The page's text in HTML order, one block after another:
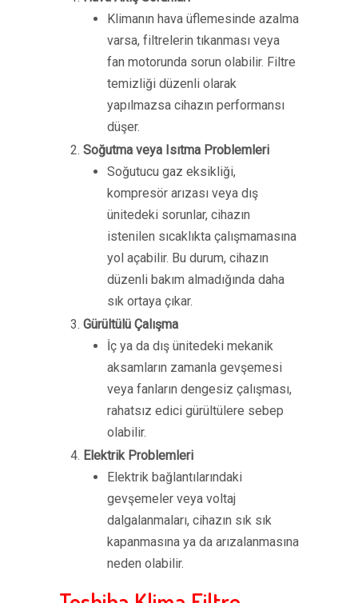
Klimanın hava üflemesinde azalma
varsa, filtrelerin tıkanması veya
fan motorunda sorun olabilir. Filtre
temizliği düzenli olarak
yapılmazsa cihazın performansı
düşer.
Soğutma veya Isıtma Problemleri
Soğutucu gaz eksikliği,
kompresör arızası veya dış
ünitedeki sorunlar, cihazın
istenilen sıcaklıkta çalışmamasına
yol açabilir. Bu durum, cihazın
düzenli bakım almadığında daha
sık ortaya çıkar.
Gürültülü Çalışma
İç ya da dış ünitedeki mekanik
aksamların zamanla gevşemesi
veya fanların dengesiz çalışması,
rahatsız edici gürültülere sebep
olabilir.
Elektrik Problemleri
Elektrik bağlantılarındaki
gevşemeler veya voltaj
dalgalanmaları, cihazın sık sık
kapanmasına ya da arızalanmasına
neden olabilir.